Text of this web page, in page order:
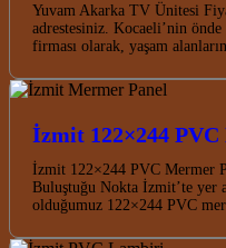
Yuvam Akarka TV Ünitesi
adrestesiniz. Kocaeli’nin
firması olarak, yaşam
İzmit 122×244
İzmit 122×244 PVC Mermer
Buluştuğu Nokta İzmit’te yer
olduğumuz 122×244 PVC